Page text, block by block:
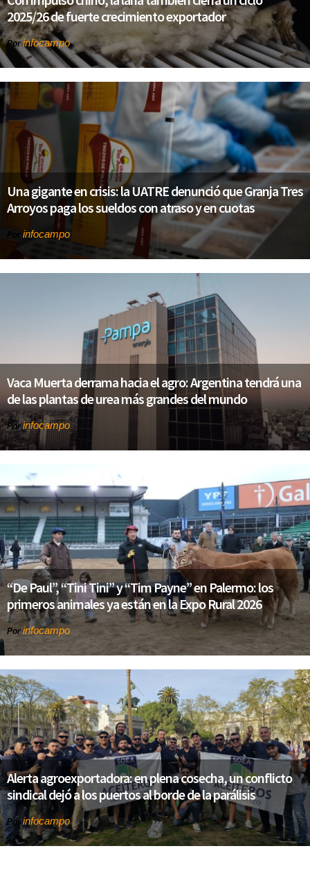
2025/26 de fuerte crecimiento exportador
Porinfocampo
Una gigante en crisis: la UATRE denunció que Granja Tres
Arroyos paga los sueldos con atraso y en cuotas
infocampo
Vaca Muerta derrama hacia el agro: Argentina tendrá una
de las plantas de urea más grandes del mundo
Porinfocampo
“De Paul”, “Tini Tini” y “Tim Payne” en Palermo: los
primeros animales ya están en la Expo Rural 2026
Por infocampo
Alerta agroexportadora: en plena cosecha, un conflicto
sindical dejó a los puertos al borde de la parálisis
Porinfocampo